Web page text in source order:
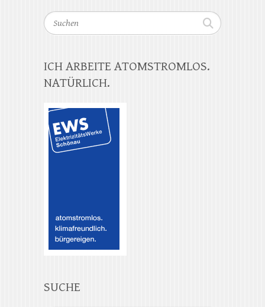
Suchen
ICH ARBEITE ATOMSTROMLOS.
NATÜRLICH.
SUCHE